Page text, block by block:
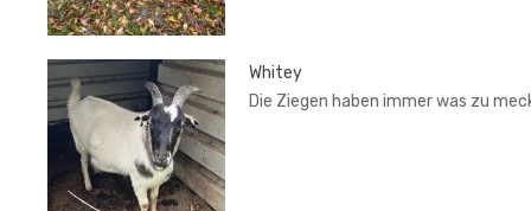
Whitey
Die Ziegen haben immer was zu